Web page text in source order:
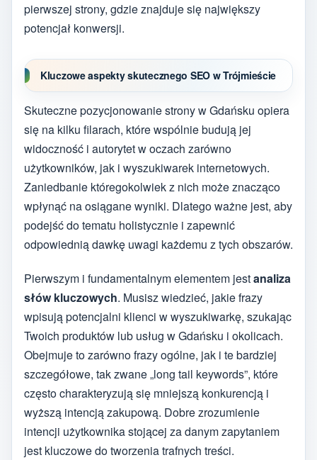
pierwszej strony, gdzie znajduje się największy
potencjał konwersji.
Kluczowe aspekty skutecznego SEO w Trójmieście
Skuteczne pozycjonowanie strony w Gdańsku opiera
się na kilku filarach, które wspólnie budują jej
widoczność i autorytet w oczach zarówno
użytkowników, jak i wyszukiwarek internetowych.
Zaniedbanie któregokolwiek z nich może znacząco
wpłynąć na osiągane wyniki. Dlatego ważne jest, aby
podejść do tematu holistycznie i zapewnić
odpowiednią dawkę uwagi każdemu z tych obszarów.
Pierwszym i fundamentalnym elementem jestanaliza
słów kluczowych. Musisz wiedzieć, jakie frazy
wpisują potencjalni klienci w wyszukiwarkę, szukając
Twoich produktów lub usług w Gdańsku i okolicach.
Obejmuje to zarówno frazy ogólne, jak i te bardziej
szczegółowe, tak zwane „long tail keywords”, które
często charakteryzują się mniejszą konkurencją i
wyższą intencją zakupową. Dobre zrozumienie
intencji użytkownika stojącej za danym zapytaniem
jest kluczowe do tworzenia trafnych treści.